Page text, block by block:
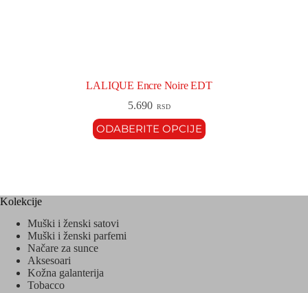
LALIQUE Encre Noire EDT
5.690 RSD
ODABERITE OPCIJE
Kolekcije
Muški i ženski satovi
Muški i ženski parfemi
Načare za sunce
Aksesoari
Kožna galanterija
Tobacco